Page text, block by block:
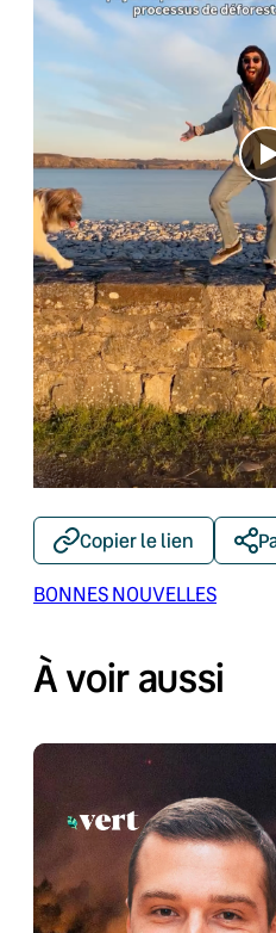
Copier le lien
BONNES NOUVELLES
À voir aussi